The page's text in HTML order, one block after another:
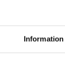
Information